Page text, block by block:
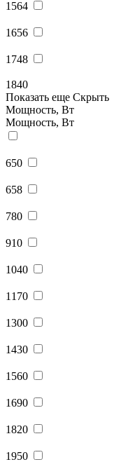
1564
1656
1748
1840
Показать еще Скрыть
Мощность, Вт
Мощность, Вт
650
658
780
910
1040
1170
1300
1430
1560
1690
1820
1950